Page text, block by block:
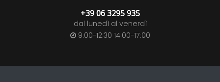
+39 06 3295 935
dal lunedì al venerdì
9:00-12:30 14:00-17:00